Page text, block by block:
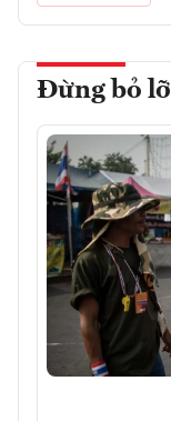
Đừng bỏ lỡ